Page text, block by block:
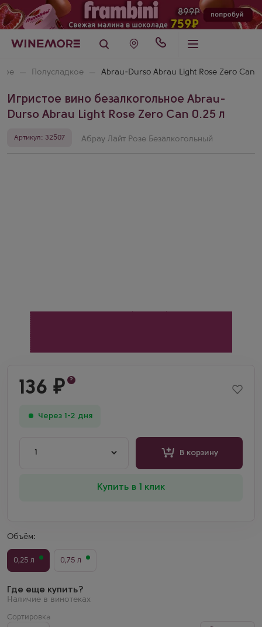
Полусладкое Abrau-Durso Abrau Light Rose Zero Can
Игристое вино безалкогольное Abrau-
Durso Abrau Light Rose Zero Can 0.25 л
Артикул: 32507 Абрау Лайт Розе Безалкогольный
Объём:
0,25 л 0,75 л
136 ₽ ?
Через 1-2 дня
1 В корзину
Купить в 1 клик
Где еще купить?
Наличие в винотеках
Сортировка